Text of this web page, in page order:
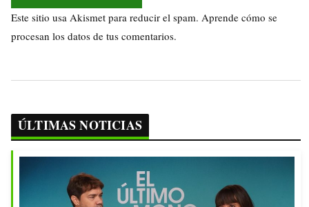
Este sitio usa Akismet para reducir el spam. Aprende cómo se
procesan los datos de tus comentarios.
ÚLTIMAS NOTICIAS